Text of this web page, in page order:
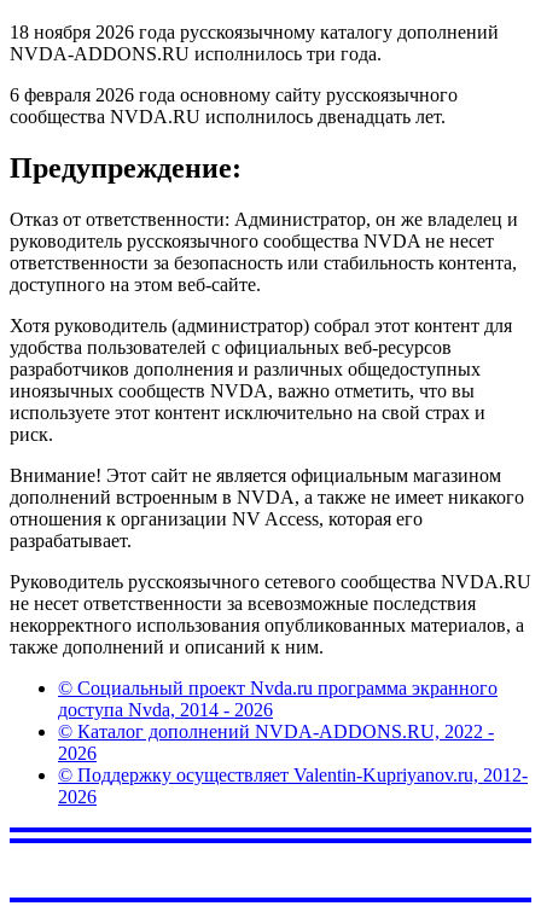
18 ноября 2026 года русскоязычному каталогу дополнений
NVDA-ADDONS.RU исполнилось три года.
6 февраля 2026 года основному сайту русскоязычного
сообщества NVDA.RU исполнилось двенадцать лет.
Предупреждение:
Отказ от ответственности: Администратор, он же владелец и
руководитель русскоязычного сообщества NVDA не несет
ответственности за безопасность или стабильность контента,
доступного на этом веб-сайте.
Хотя руководитель (администратор) собрал этот контент для
удобства пользователей с официальных веб-ресурсов
разработчиков дополнения и различных общедоступных
иноязычных сообществ NVDA, важно отметить, что вы
используете этот контент исключительно на свой страх и
риск.
Внимание! Этот сайт не является официальным магазином
дополнений встроенным в NVDA, а также не имеет никакого
отношения к организации NV Access, которая его
разрабатывает.
Руководитель русскоязычного сетевого сообщества NVDA.RU
не несет ответственности за всевозможные последствия
некорректного использования опубликованных материалов, а
также дополнений и описаний к ним.
© Социальный проект Nvda.ru программа экранного
доступа Nvda, 2014 - 2026
© Каталог дополнений NVDA-ADDONS.RU, 2022 -
2026
© Поддержку осуществляет Valentin-Kupriyanov.ru, 2012-
2026